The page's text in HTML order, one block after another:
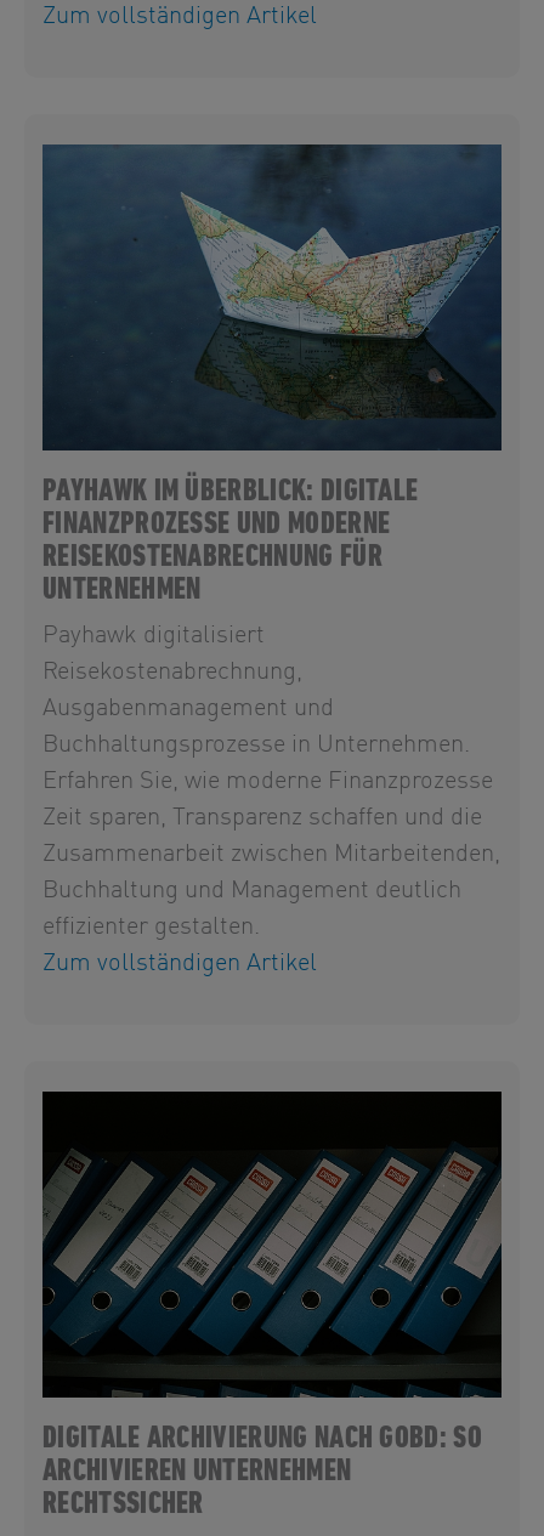
Zum vollständigen Artikel
PAYHAWK IM ÜBERBLICK: DIGITALE
FINANZPROZESSE UND MODERNE
REISEKOSTENABRECHNUNG FÜR
UNTERNEHMEN
Payhawk digitalisiert
Reisekostenabrechnung,
Ausgabenmanagement und
Buchhaltungsprozesse in Unternehmen.
Erfahren Sie, wie moderne Finanzprozesse
Zeit sparen, Transparenz schaffen und die
Zusammenarbeit zwischen Mitarbeitenden,
Buchhaltung und Management deutlich
effizienter gestalten.
Zum vollständigen Artikel
DIGITALE ARCHIVIERUNG NACH GOBD: SO
ARCHIVIEREN UNTERNEHMEN
RECHTSSICHER